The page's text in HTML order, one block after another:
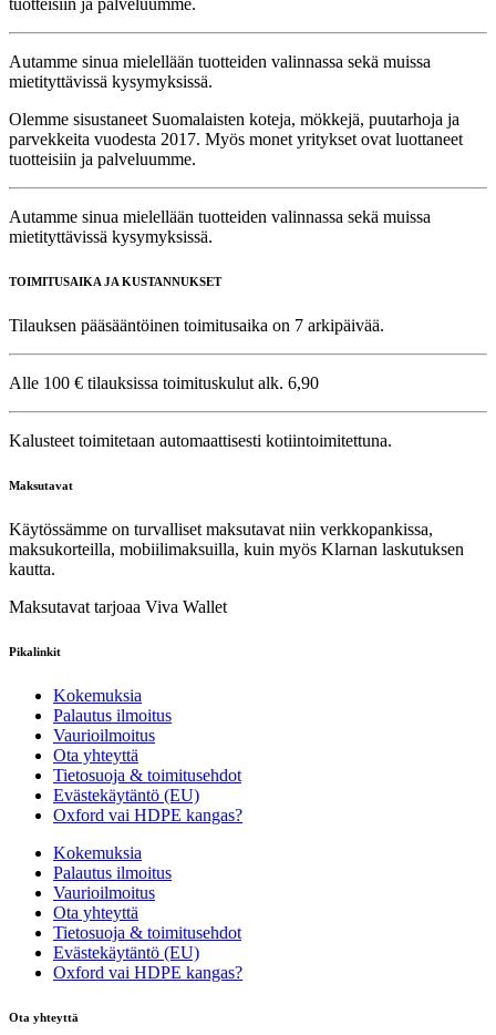
tuotteisiin ja palveluumme.
Autamme sinua mielellään tuotteiden valinnassa sekä muissa
mietityttävissä kysymyksissä.
Olemme sisustaneet Suomalaisten koteja, mökkejä, puutarhoja ja
parvekkeita vuodesta 2017. Myös monet yritykset ovat luottaneet
tuotteisiin ja palveluumme.
Autamme sinua mielellään tuotteiden valinnassa sekä muissa
mietityttävissä kysymyksissä.
TOIMITUSAIKA JA KUSTANNUKSET
Tilauksen pääsääntöinen toimitusaika on 7 arkipäivää.
Alle 100 € tilauksissa toimituskulut alk. 6,90
Kalusteet toimitetaan automaattisesti kotiintoimitettuna.
Maksutavat
Käytössämme on turvalliset maksutavat niin verkkopankissa,
maksukorteilla, mobiilimaksuilla, kuin myös Klarnan laskutuksen
kautta.
Maksutavat tarjoaa Viva Wallet
Pikalinkit
Kokemuksia
Palautus ilmoitus
Vaurioilmoitus
Ota yhteyttä
Tietosuoja & toimitusehdot
Evästekäytäntö (EU)
Oxford vai HDPE kangas?
Kokemuksia
Palautus ilmoitus
Vaurioilmoitus
Ota yhteyttä
Tietosuoja & toimitusehdot
Evästekäytäntö (EU)
Oxford vai HDPE kangas?
Ota yhteyttä